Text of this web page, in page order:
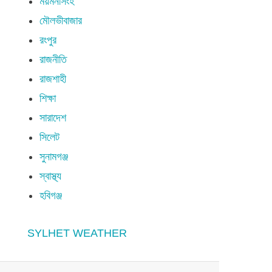
মৌলভীবাজার
রংপুর
রাজনীতি
রাজশাহী
শিক্ষা
সারাদেশ
সিলেট
সুনামগঞ্জ
স্বাস্থ্য
হবিগঞ্জ
SYLHET WEATHER